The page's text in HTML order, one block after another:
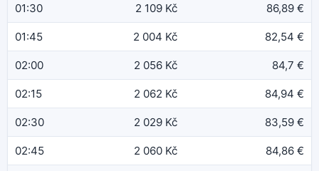
01:30 2 109 Kč 86,89 €
01:45 2 004 Kč 82,54 €
02:00 2 056 Kč 84,7 €
02:15 2 062 Kč 84,94 €
02:30 2 029 Kč 83,59 €
02:45 2 060 Kč 84,86 €